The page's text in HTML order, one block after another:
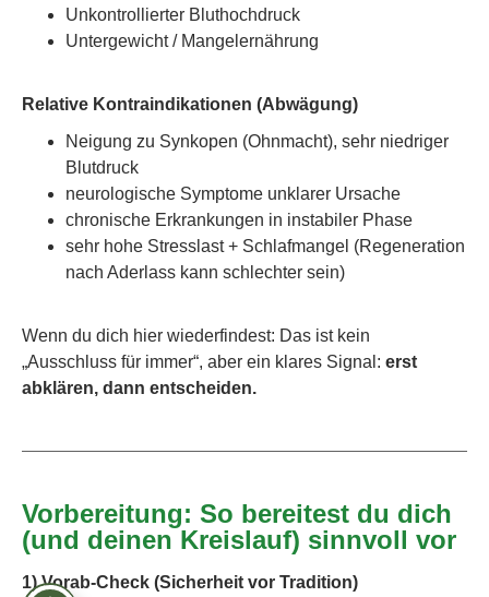
Unkontrollierter Bluthochdruck
Untergewicht / Mangelernährung
Relative Kontraindikationen (Abwägung)
Neigung zu Synkopen (Ohnmacht), sehr niedriger
Blutdruck
neurologische Symptome unklarer Ursache
chronische Erkrankungen in instabiler Phase
sehr hohe Stresslast + Schlafmangel (Regeneration
nach Aderlass kann schlechter sein)
Wenn du dich hier wiederfindest: Das ist kein
„Ausschluss für immer“, aber ein klares Signal: erst
abklären, dann entscheiden.
Vorbereitung: So bereitest du dich
(und deinen Kreislauf) sinnvoll vor
1) Vorab-Check (Sicherheit vor Tradition)